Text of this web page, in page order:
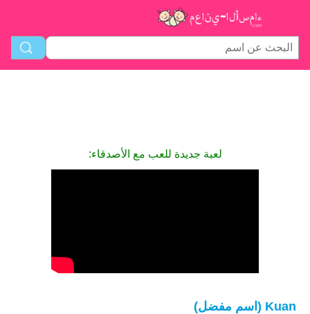
لعبة جديدة للعب مع الأصدقاء:
Kuan (اسم مفضل)